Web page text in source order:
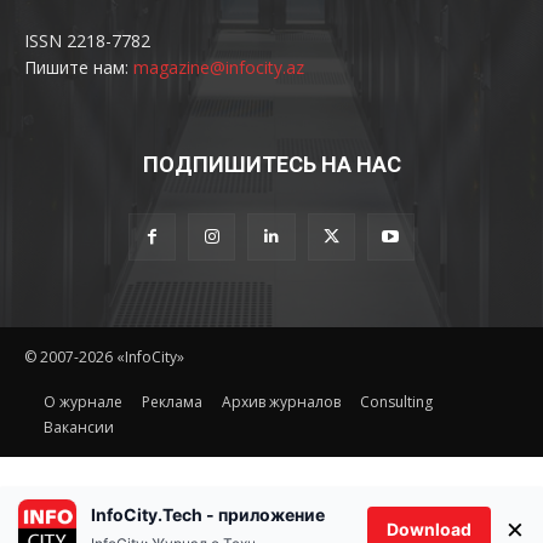
ISSN 2218-7782
Пишите нам: magazine@infocity.az
ПОДПИШИТЕСЬ НА НАС
© 2007-2026 «InfoCity»
O журнале Реклама Архив журналов
Consulting
Вакансии
InfoCity.Tech - приложение
Download ×